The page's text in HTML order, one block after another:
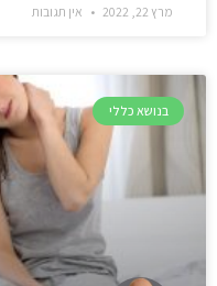
מרץ 22, 2022 אין תגובות
בנושא כללי